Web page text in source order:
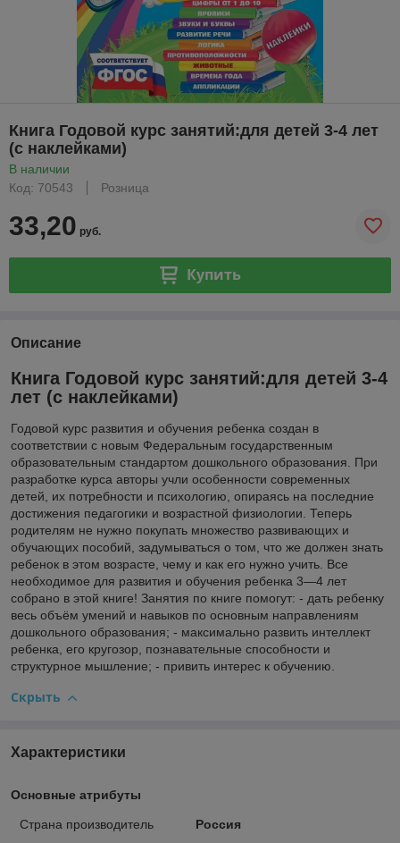
Книга Годовой курс занятий:для детей 3-4 лет
(с наклейками)
В наличии
Код: 70543
Розница
33,20 руб.
Купить
Описание
Книга Годовой курс занятий:для детей 3-4
лет (с наклейками)
Годовой курс развития и обучения ребенка создан в
соответствии с новым Федеральным государственным
образовательным стандартом дошкольного образования. При
разработке курса авторы учли особенности современных
детей, их потребности и психологию, опираясь на последние
достижения педагогики и возрастной физиологии. Теперь
родителям не нужно покупать множество развивающих и
обучающих пособий, задумываться о том, что же должен знать
ребенок в этом возрасте, чему и как его нужно учить. Все
необходимое для развития и обучения ребенка 3—4 лет
собрано в этой книге! Занятия по книге помогут: - дать ребенку
весь объём умений и навыков по основным направлениям
дошкольного образования; - максимально развить интеллект
ребенка, его кругозор, познавательные способности и
структурное мышление; - привить интерес к обучению.
Скрыть
Характеристики
Основные атрибуты
Страна производитель
Россия